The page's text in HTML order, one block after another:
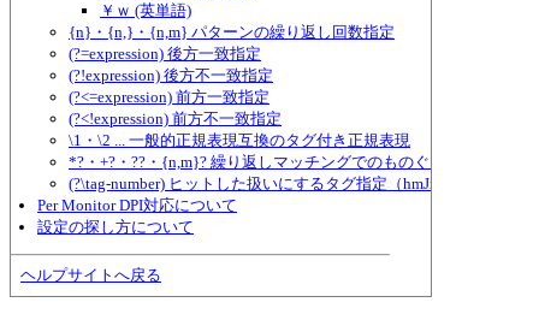
￥ｗ (英単語)
{n}・{n,}・{n,m} パターンの繰り返し回数指定
(?=expression) 後方一致指定
(?!expression) 後方不一致指定
(?<=expression) 前方一致指定
(?<!expression) 前方不一致指定
\1・\2 ... 一般的正規表現互換のタグ付き正規表現
*?・+?・??・{n,m}? 繰り返しマッチングでのものぐさ指定
(?\tag-number) ヒットした扱いにするタグ指定（hmJre.dll独自形式
Per Monitor DPI対応について
設定の探し方について
ヘルプサイトへ戻る